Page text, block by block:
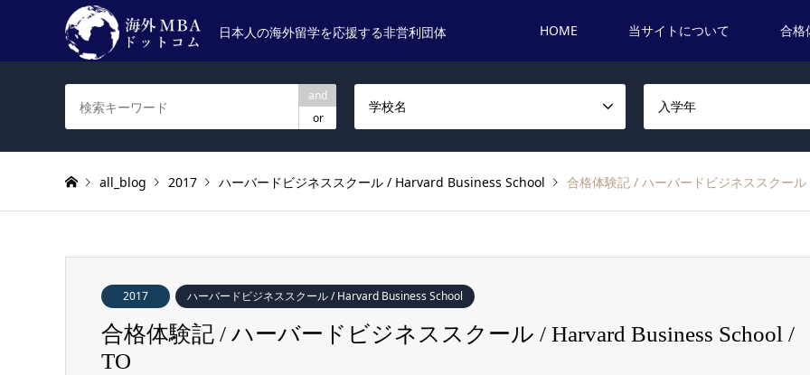
日本人の海外留学を応援する非営利団体 HOME 当サイトについて 合格
and
or
学校名 入学年
all_blog 2017 ハーバードビジネススクール / Harvard Business School 合格体験記 / ハーバードビジネススクー
2017 ハーバードビジネススクール / Harvard Business School
合格体験記 / ハーバードビジネススクール / Harvard Business School /
TO